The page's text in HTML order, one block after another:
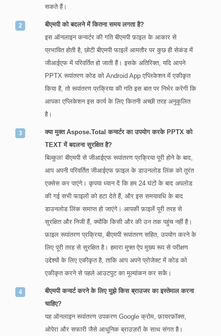
सकते हैं।
बीएमपी को बदलने में कितना समय लगता है?
इस ऑनलाइन कन्वर्टर की गति बीएमपी फ़ाइल के आकार से
प्रभावित होती है, छोटी बीएमपी फाइलें आमतौर पर कुछ ही सेकंड में
जीआईएफ में परिवर्तित हो जाती हैं। इसके अतिरिक्त, यदि आपने
PPTX रूपांतरण कोड को Android App एप्लिकेशन में एकीकृत
किया है, तो रूपांतरण प्रक्रिया की गति इस बात पर निर्भर करेगी कि
आपका एप्लिकेशन इस कार्य के लिए कितनी अच्छी तरह अनुकूलित
है।
क्या मुक्त Aspose.Total कन्वर्टर का उपयोग करके PPTX को
TEXT में बदलना सुरक्षित है?
बिल्कुल! बीएमपी से जीआईएफ रूपांतरण प्रक्रिया पूरी होने के बाद,
आप अपनी परिवर्तित जीआईएफ फ़ाइल के डाउनलोड लिंक को तुरंत
एक्सेस कर पाएंगे। कृपया ध्यान दें कि हम 24 घंटों के बाद अपलोड
की गई सभी फाइलों को हटा देते हैं, और इस समयावधि के बाद
डाउनलोड लिंक समाप्त हो जाएंगे। आपकी फ़ाइलें पूरी तरह से
सुरक्षित और निजी हैं, क्योंकि किसी और की उन तक पहुंच नहीं है।
फ़ाइल रूपांतरण प्रक्रिया, बीएमपी रूपांतरण सहित, उपयोग करने के
लिए पूरी तरह से सुरक्षित है। हमारा मुफ्त ऐप मुख्य रूप से परीक्षण
उद्देश्यों के लिए एकीकृत है, ताकि आप अपने प्रोजेक्ट में कोड को
एकीकृत करने से पहले आउटपुट का मूल्यांकन कर सकें।
बीएमपी कन्वर्ट करने के लिए मुझे किस ब्राउजर का इस्तेमाल करना
चाहिए?
यह ऑनलाइन रूपांतरण उपकरण Google क्रोम, फ़ायरफ़ॉक्स,
ओपेरा और सफारी जैसे आधुनिक ब्राउज़रों के साथ संगत है।